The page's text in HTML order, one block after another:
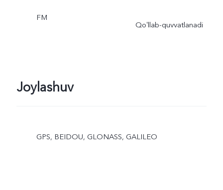
FM
Qoʻllab-quvvatlanadi
Joylashuv
GPS, BEIDOU, GLONASS, GALILEO